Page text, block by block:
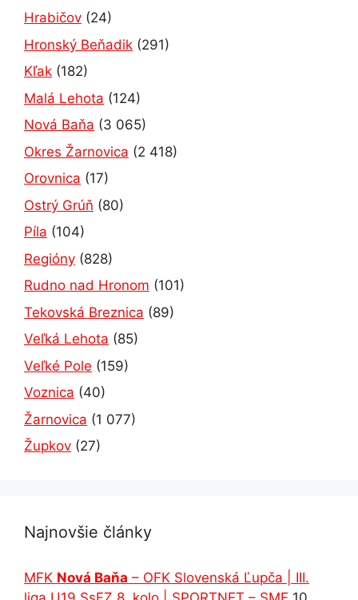
Hrabičov (24)
Hronský Beňadik (291)
Kľak (182)
Malá Lehota (124)
Nová Baňa (3 065)
Okres Žarnovica (2 418)
Orovnica (17)
Ostrý Grúň (80)
Píla (104)
Regióny (828)
Rudno nad Hronom (101)
Tekovská Breznica (89)
Veľká Lehota (85)
Veľké Pole (159)
Voznica (40)
Žarnovica (1 077)
Župkov (27)
Najnovšie články
MFK Nová Baňa – OFK Slovenská Ľupča | III.